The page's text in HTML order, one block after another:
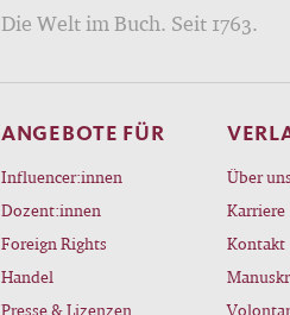
Die Welt im Buch. Seit 1763.
ANGEBOTE FÜR
Influencer:innen
Dozent:innen
Foreign Rights
Handel
Presse & Lizenzen
Über uns
Karriere
Kontakt